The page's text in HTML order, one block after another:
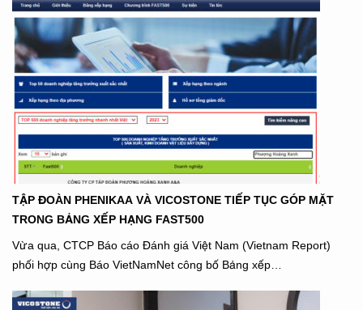
TẬP ĐOÀN PHENIKAA VÀ VICOSTONE TIẾP TỤC GÓP MẶT
TRONG BẢNG XẾP HẠNG FAST500
Vừa qua, CTCP Báo cáo Đánh giá Việt Nam (Vietnam Report)
phối hợp cùng Báo VietNamNet công bố Bảng xếp…